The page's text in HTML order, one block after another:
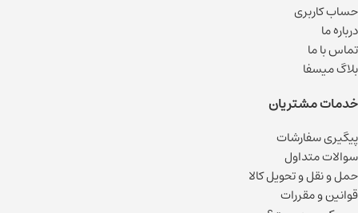
حساب کاربری
درباره ما
تماس با ما
بلاگ میسفا
خدمات مشتریان
پیگیری سفارشات
سوالات متداول
حمل و نقل و تحویل کالا
قوانین و مقررات